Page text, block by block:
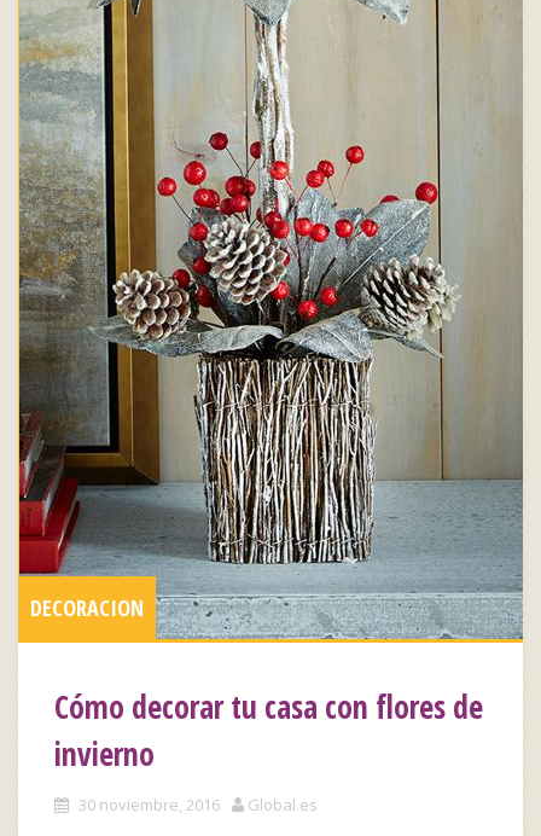
DECORACION
Cómo decorar tu casa con flores de
invierno
30 noviembre, 2016 Global.es